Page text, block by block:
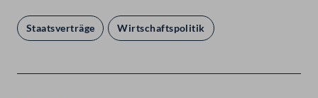
Staatsverträge Wirtschaftspolitik